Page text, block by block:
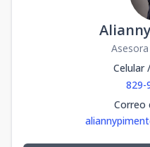
Celular
829-
Correo